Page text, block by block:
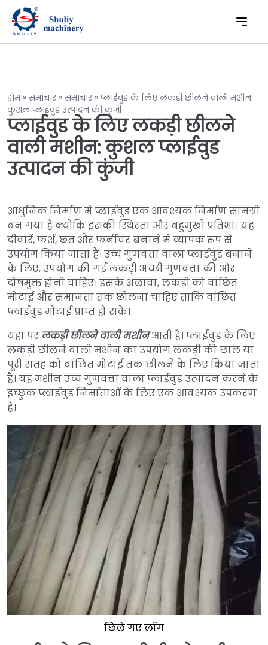
होम»समाचार»समाचार»प्लाईवुड के लिए लकड़ी छीलने वाली मशीन:
कुशल प्लाईवुड उत्पादन की कुंजी
प्लाईवुड के लिए लकड़ी छीलने
वाली मशीन: कुशल प्लाईवुड
उत्पादन की कुंजी
आधुनिक निर्माण में प्लाईवुड एक आवश्यक निर्माण सामग्री
बन गया है क्योंकि इसकी स्थिरता और बहुमुखी प्रतिभा। यह
दीवारें, फर्श, छत और फर्नीचर बनाने में व्यापक रूप से
उपयोग किया जाता है। उच्च गुणवत्ता वाला प्लाईवुड बनाने
के लिए, उपयोग की गई लकड़ी अच्छी गुणवत्ता की और
दोषमुक्त होनी चाहिए। इसके अलावा, लकड़ी को वांछित
मोटाई और समानता तक छीलना चाहिए ताकि वांछित
प्लाईवुड मोटाई प्राप्त हो सके।
यहां पर लकड़ी छीलने वाली मशीनआती है। प्लाईवुड के लिए
लकड़ी छीलने वाली मशीन का उपयोग लकड़ी की छाल या
पूरी सतह को वांछित मोटाई तक छीलने के लिए किया जाता
है। यह मशीन उच्च गुणवत्ता वाला प्लाईवुड उत्पादन करने के
इच्छुक प्लाईवुड निर्माताओं के लिए एक आवश्यक उपकरण
है।
छिले गए लॉग